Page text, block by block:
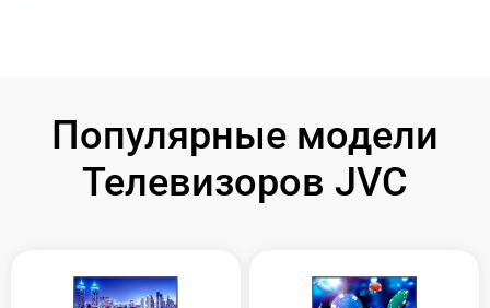
Популярные модели
Телевизоров JVC